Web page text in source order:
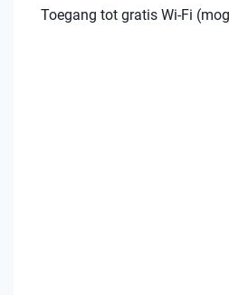
Toegang tot gratis Wi-Fi